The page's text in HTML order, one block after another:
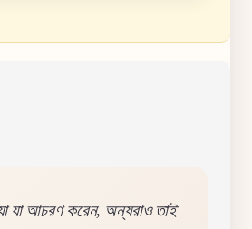
যা আচরণ করেন, অন্যরাও তাই